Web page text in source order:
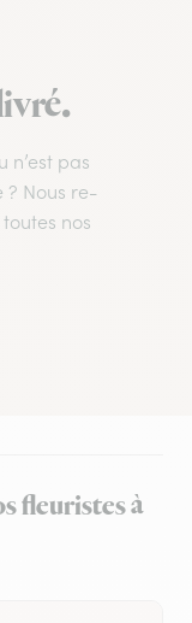
n’est pas
Nous re-
nos
fleuristes à